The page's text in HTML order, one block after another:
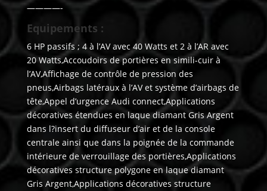
————-
Equipements :
6 HP passifs ; 4 à l’AV avec 40 Watts et 2 à l’AR avec
20 Watts,Accoudoirs de portières en simili-cuir à
l’AV,Affichage de contrôle de pression des
pneus,Airbags latéraux à l’AV et système d’airbags de
tête,Appel d’urgence Audi connect,Applications
décoratives étendues en laque diamant Gris Argent
dans l?insert du diffuseur d’air et de la console
centrale ainsi que dans la poignée de la commande
intérieure de verrouillage des portières,Applications
décoratives structure polygone en laque diamant
Gris Argent,Applications décoratives structure